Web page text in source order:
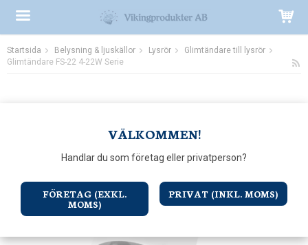
VÄLKOMMEN!
Handlar du som företag eller privatperson?
FÖRETAG (EXKL.
MOMS)
PRIVAT (INKL. MOMS)
Produkten har blivit tillagd i varukorgen
Startsida Belysning & ljuskällor Lysrör
Glimtändare till lysrör
Glimtändare FS-22 4-22W Serie